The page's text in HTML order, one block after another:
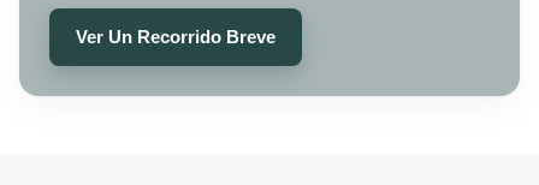
Ver Un Recorrido Breve